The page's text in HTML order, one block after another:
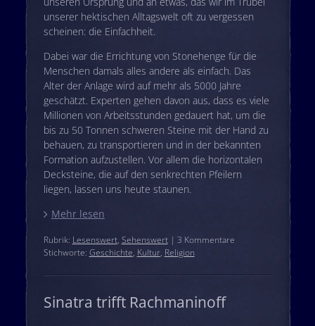
unserer hektischen Alltagswelt oft zu vergessen
scheinen: die Einfachheit.
Dabei war die Errichtung von Stonehenge für die
Menschen damals alles andere als einfach. Das
Alter der Anlage wird auf mehr als 5000 Jahre
geschätzt. Experten gehen davon aus, dass es viele
Millionen von Arbeitsstunden gedauert hat, um die
bis zu 50 Tonnen schweren Steine mit der Hand zu
behauen, zu transportieren und in der bekannten
Formation aufzustellen. Vor allem die horizontalen
Decksteine, die auf den senkrechten Pfeilern
liegen, lassen uns heute staunen.
Mehr lesen
Rubrik: Lesenswert, Sehenswert| 3 Kommentare
Stichworte: Geschichte, Kultur, Religion
Sinatra trifft Rachmaninoff